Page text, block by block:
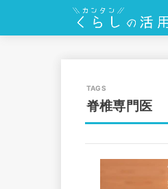
脊椎専門医